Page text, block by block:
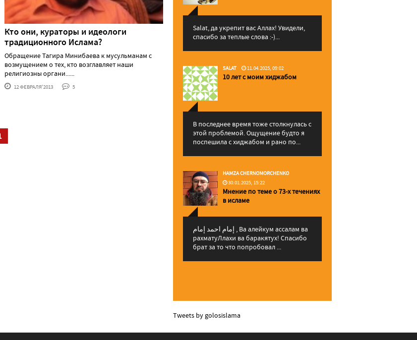
Кто они, кураторы и идеологи
традиционного Ислама?
Обращение Тагира Минибаева к мусульманам с
возмущением о тех, кто возглавляет наши
религиозны органи......
12 ФЕВРАЛЯ'2013 5
Salat, да укрепит вас Аллаx! Увидели,
спасибо за теплые слова :-)...
SALAT 11.04.2025, 09:02
10 лет с моим хиджабом
В последнее время тоже столкнулась с
этой проблемой. Ощущение будто я
поспешила с хиджабом и рано по...
HAMZA CHERNOMORCHENKO
30.01.2025, 15:22
Мнение по теме о 73-х течениях
в исламе
إمام احمد إمام , Ва алейкум ассалам ва
рахматуЛлахи ва баракятух! Спасибо
брат за то что попробовал ...
Tweets by golosislama